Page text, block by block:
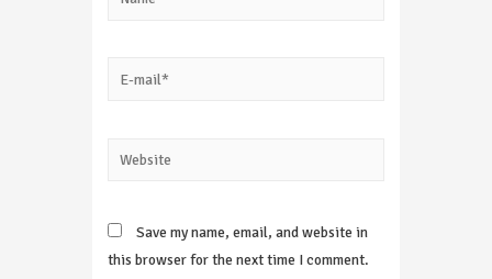
Website
Save my name, email, and website in
this browser for the next time I comment.